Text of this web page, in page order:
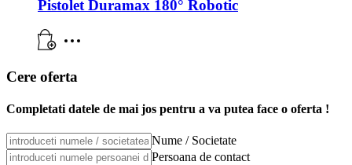
Pistolet Duramax 180° Robotic
Cere oferta
Completati datele de mai jos pentru a va putea face o oferta !
Nume / Societate
Persoana de contact